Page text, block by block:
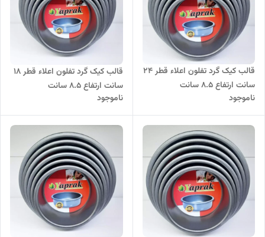
قالب کیک گرد تفلون اعلاء قطر 24
سانت ارتفاع 8.5 سانت
ناموجود
قالب کیک گرد تفلون اعلاء قطر 18
سانت ارتفاع 8.5 سانت
ناموجود